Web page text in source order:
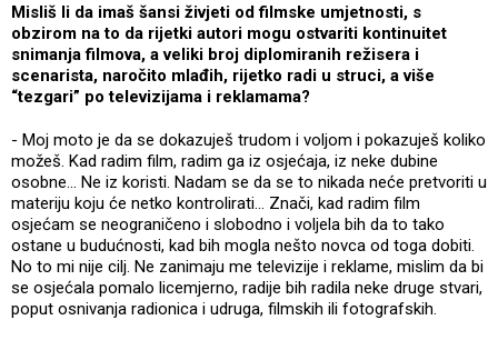
Misliš li da imaš šansi živjeti od filmske umjetnosti, s
obzirom na to da rijetki autori mogu ostvariti kontinuitet
snimanja filmova, a veliki broj diplomiranih režisera i
scenarista, naročito mlađih, rijetko radi u struci, a više
“tezgari” po televizijama i reklamama?
- Moj moto je da se dokazuješ trudom i voljom i pokazuješ koliko
možeš. Kad radim film, radim ga iz osjećaja, iz neke dubine
osobne... Ne iz koristi. Nadam se da se to nikada neće pretvoriti u
materiju koju će netko kontrolirati... Znači, kad radim film
osjećam se neograničeno i slobodno i voljela bih da to tako
ostane u budućnosti, kad bih mogla nešto novca od toga dobiti.
No to mi nije cilj. Ne zanimaju me televizije i reklame, mislim da bi
se osjećala pomalo licemjerno, radije bih radila neke druge stvari,
poput osnivanja radionica i udruga, filmskih ili fotografskih.